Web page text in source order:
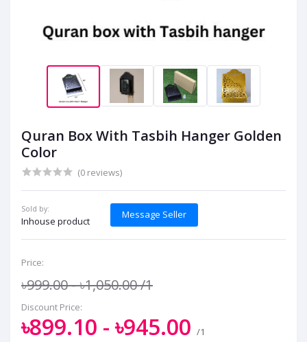
Quran Box With Tasbih Hanger Golden
Color
(0 reviews)
Sold by:
Inhouse product
Message Seller
Price:
৳999.00 - ৳1,050.00/1
Discount Price:
৳899.10 - ৳945.00 /1